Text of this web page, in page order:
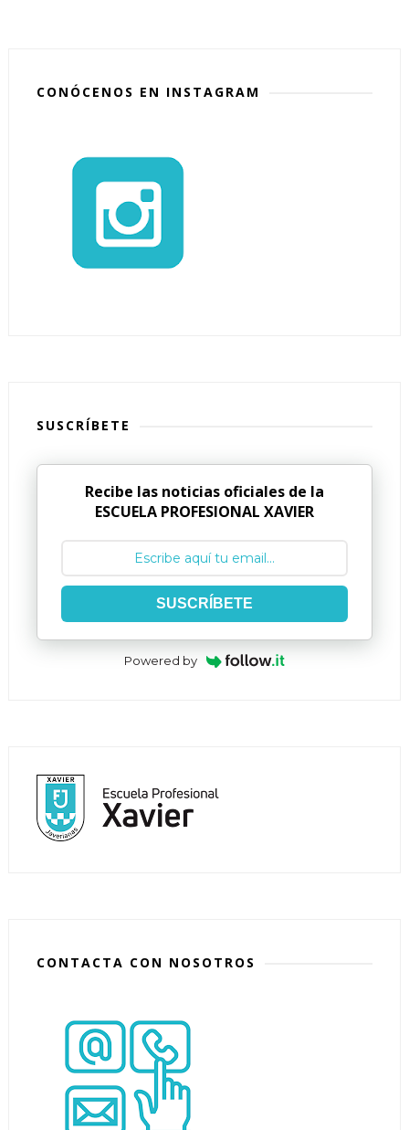
CONÓCENOS EN INSTAGRAM
SUSCRÍBETE
Recibe las noticias oficiales de la
ESCUELA PROFESIONAL XAVIER
SUSCRÍBETE
Powered by
CONTACTA CON NOSOTROS